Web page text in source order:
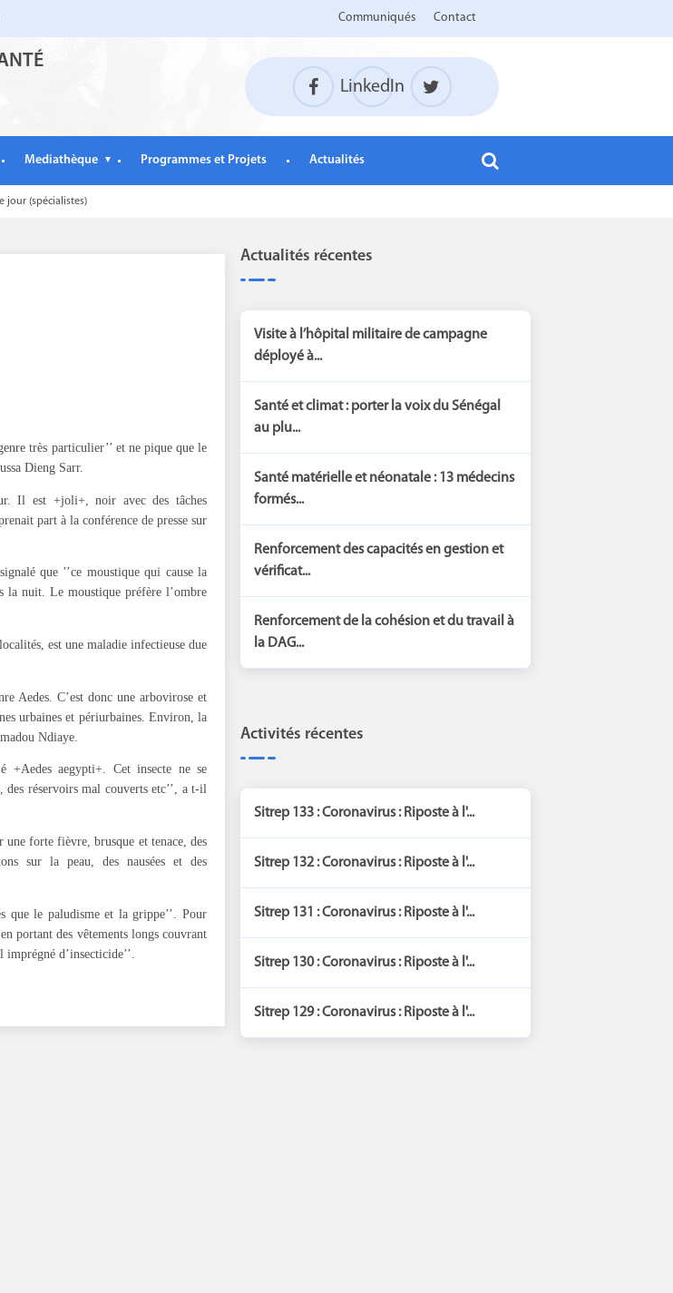
Communiqués Contact
LinkedIn
Mediathèque ▼ Programmes et Projets Actualités
jour (spécialistes)
très particulier’’ et ne pique que le
Dieng Sarr.
Il est +joli+, noir avec des tâches
part à la conférence de presse sur
que ’’ce moustique qui cause la
la nuit. Le moustique préfère l’ombre
est une maladie infectieuse due
Aedes. C’est donc une arbovirose et
urbaines et périurbaines. Environ, la
Ndiaye.
+Aedes aegypti+. Cet insecte ne se
des réservoirs mal couverts etc’’, a t-il
une forte fièvre, brusque et tenace, des
sur la peau, des nausées et des
que le paludisme et la grippe’’. Pour
portant des vêtements longs couvrant
d’insecticide’’.
Actualités récentes
Visite à l’hôpital militaire de campagne
déployé à...
Santé et climat : porter la voix du Sénégal
au plu...
Santé matérielle et néonatale : 13 médecins
formés...
Renforcement des capacités en gestion et
vérificat...
Renforcement de la cohésion et du travail à
la DAG...
Activités récentes
Sitrep 133 : Coronavirus : Riposte à l'...
Sitrep 132 : Coronavirus : Riposte à l'...
Sitrep 131 : Coronavirus : Riposte à l'...
Sitrep 130 : Coronavirus : Riposte à l'...
Sitrep 129 : Coronavirus : Riposte à l'...